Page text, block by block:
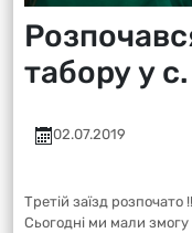
табору у
02.07.2019
Третій заїзд розпочато
Сьогодні ми мали